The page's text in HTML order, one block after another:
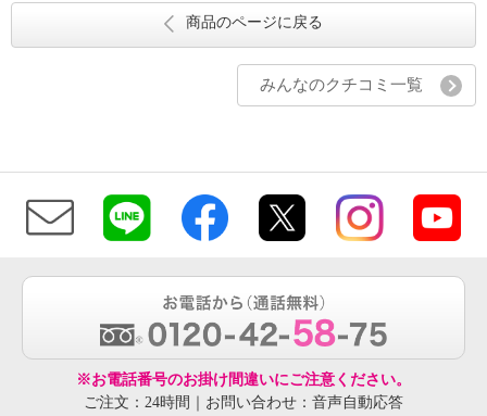
商品のページに戻る
みんなのクチコミ一覧
※お電話番号のお掛け間違いにご注意ください。
ご注文：24時間｜お問い合わせ：音声自動応答